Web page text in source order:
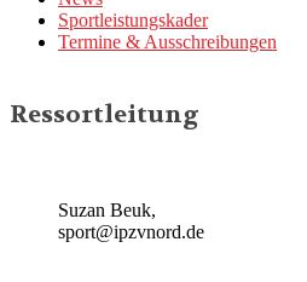
Sportleistungskader
Termine & Ausschreibungen
Ressortleitung
Suzan Beuk,
sport@ipzvnord.de